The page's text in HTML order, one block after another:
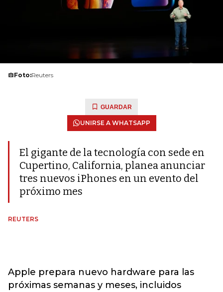
Foto:Reuters
GUARDAR
UNIRSE A WHATSAPP
El gigante de la tecnología con sede en
Cupertino, California, planea anunciar
tres nuevos iPhones en un evento del
próximo mes
REUTERS
Apple prepara nuevo hardware para las
próximas semanas y meses, incluidos